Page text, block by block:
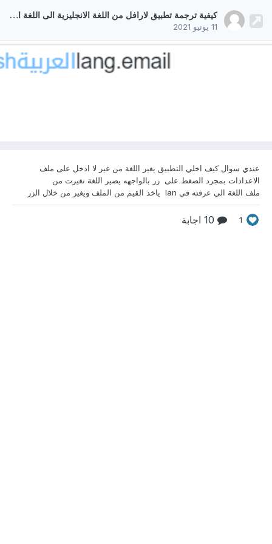
كيفية ترجمة تطبيق لارافل من اللغة الانجليزية الى اللغة العربية
11 يونيو 2021
عندي سوال كيف اخلي التطبيق يغير اللغة من غير لا ادخل على ملف
الاعدادات بمجرد الضغط على زر بالواجهه يصير اللغة تغيرت من
ملف اللغة الي عرفته في lan ياخذ القيم من الملف ويغير من خلال الزر
1